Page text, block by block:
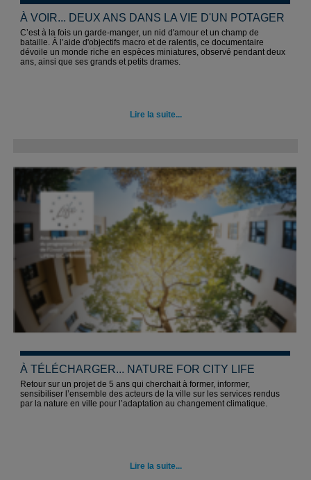
À VOIR... DEUX ANS DANS LA VIE D'UN POTAGER
C’est à la fois un garde-manger, un nid d'amour et un champ de
bataille. À l’aide d'objectifs macro et de ralentis, ce documentaire
dévoile un monde riche en espèces miniatures, observé pendant deux
ans, ainsi que ses grands et petits drames.
Lire la suite...
À TÉLÉCHARGER... NATURE FOR CITY LIFE
Retour sur un projet de 5 ans qui cherchait à former, informer,
sensibiliser l’ensemble des acteurs de la ville sur les services rendus
par la nature en ville pour l’adaptation au changement climatique.
Lire la suite...